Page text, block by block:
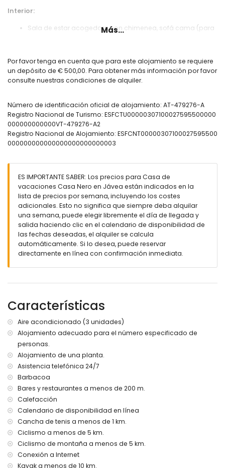
Interior:
Sala de estar acogedora con chimenea, sofá cama (para
Cocina totalmente equipada con lavavajillas
3 baños con ducha e inodoro (uno de los baños también
es accesible desde la terraza)
Lavadora
Piscina privada con ducha exterior y tumbonas
Amplia terraza con zona de estar y comedor
Cocina exterior con barbacoa
Aparcamiento junto a la casa
Información adicional:
Más...
Por favor tenga en cuenta que para este alojamiento se requiere
un depósito de € 500,00. Para obtener más información por favor
consulte nuestras condiciones de alquiler.
Número de identificación oficial de alojamiento: AT-479276-A
Registro Nacional de Turismo: ESFCTU00000307100027595500000
000000000000VT-479276-A2
Registro Nacional de Alojamiento: ESFCNT00000307100027595500
000000000000000000000000003
ES IMPORTANTE SABER: Los precios para Casa de
vacaciones Casa Nero en Jávea están indicados en la
lista de precios por semana, incluyendo los costes
adicionales. Esto no significa que siempre deba alquilar
una semana, puede elegir libremente el día de llegada y
salida haciendo clic en el calendario de disponibilidad de
las fechas deseadas, el alquiler se calcula
automáticamente. Si lo desea, puede reservar
directamente en línea con confirmación inmediata.
Características
Aire acondicionado (3 unidades)
Alojamiento adecuado para el número especificado de
personas.
Alojamiento de una planta.
Asistencia telefónica 24/7
Barbacoa
Bares y restaurantes a menos de 200 m.
Calefacción
Calendario de disponibilidad en línea
Cancha de tenis a menos de 1 km.
Ciclismo a menos de 5 km.
Ciclismo de montaña a menos de 5 km.
Conexión a Internet
Kayak a menos de 10 km.